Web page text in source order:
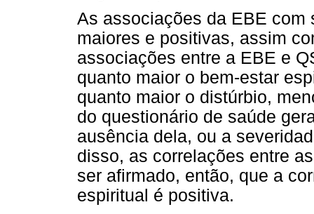
As associações da EBE com
maiores e positivas, assim
associações entre a EBE e
quanto maior o bem-estar
quanto maior o distúrbio,
do questionário de saúde
ausência dela, ou a
disso, as correlações entre
ser afirmado, então, que a
espiritual é positiva.